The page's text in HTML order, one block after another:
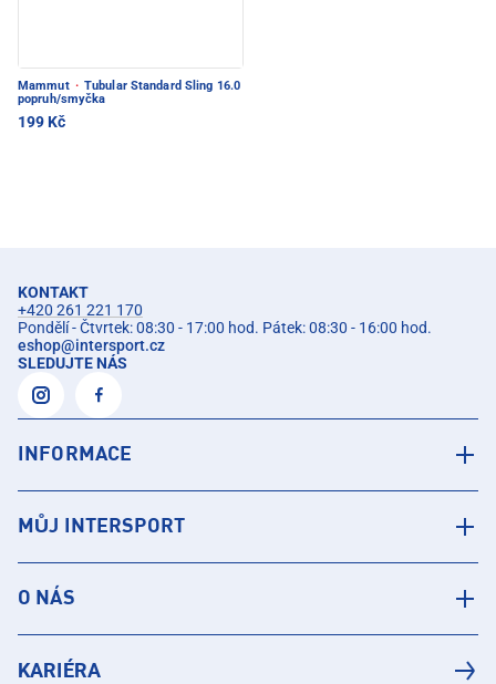
Mammut · Tubular Standard Sling 16.0
popruh/smyčka
199 Kč
KONTAKT
+420 261 221 170
Pondělí - Čtvrtek: 08:30 - 17:00 hod. Pátek: 08:30 - 16:00 hod.
eshop@intersport.cz
SLEDUJTE NÁS
INFORMACE
MŮJ INTERSPORT
O NÁS
KARIÉRA